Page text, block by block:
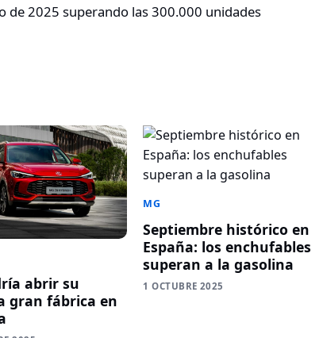
de 2025 superando las 300.000 unidades
abrir su
gran fábrica en
MG
Septiembre histórico en
España: los enchufables
superan a la gasolina
1 OCTUBRE 2025